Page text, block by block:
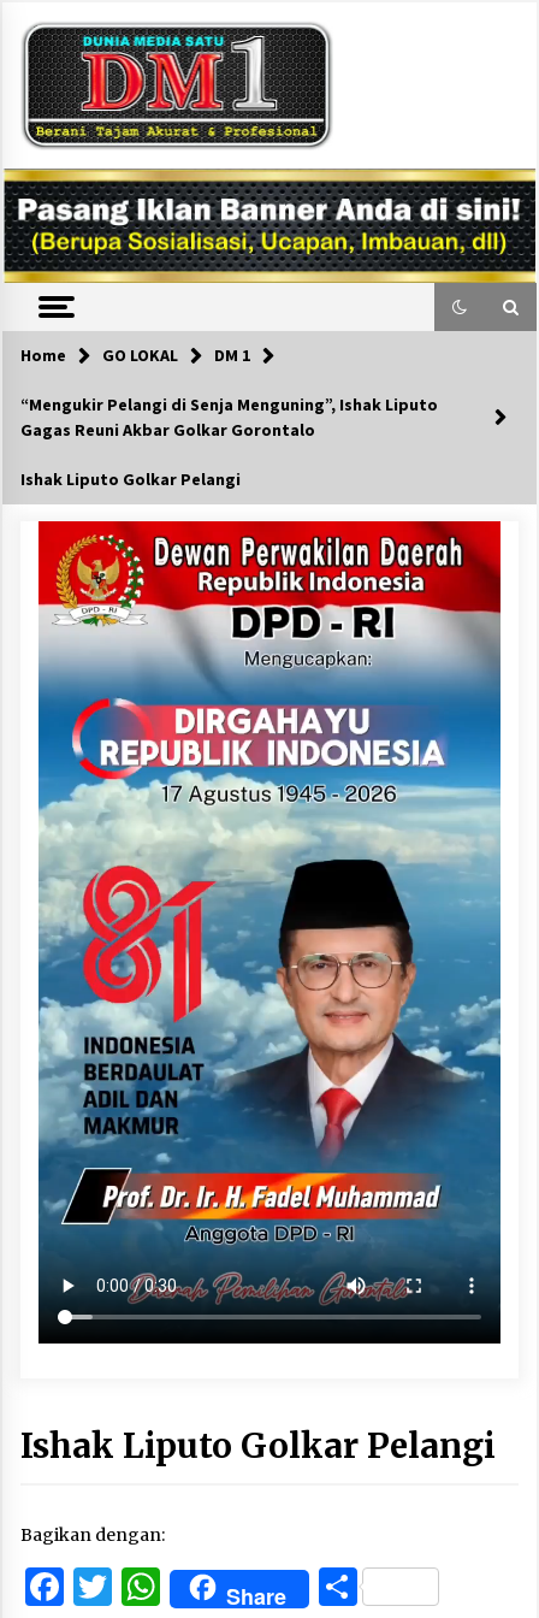
content
DM1
Home GO LOKAL DM 1
“Mengukir Pelangi di Senja Menguning”, Ishak Liputo
Gagas Reuni Akbar Golkar Gorontalo
Ishak Liputo Golkar Pelangi
Ishak Liputo Golkar Pelangi
Bagikan dengan:
Facebook
Twitter
WhatsApp
Share Share